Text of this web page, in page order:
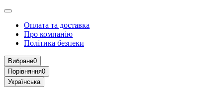
Оплата та доставка
Про компанію
Політика безпеки
Вибране0
Порівняння0
Українська